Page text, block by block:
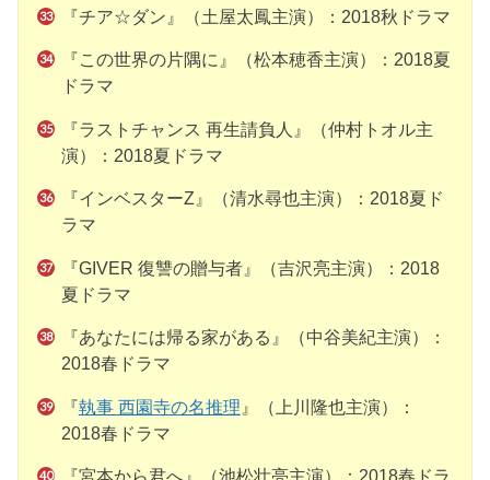
『チア☆ダン』（土屋太鳳主演）：2018秋ドラマ
『この世界の片隅に』（松本穂香主演）：2018夏
ドラマ
『ラストチャンス 再生請負人』（仲村トオル主
演）：2018夏ドラマ
『インベスターZ』（清水尋也主演）：2018夏ド
ラマ
『GIVER 復讐の贈与者』（吉沢亮主演）：2018
夏ドラマ
『あなたには帰る家がある』（中谷美紀主演）：
2018春ドラマ
『執事 西園寺の名推理 』（上川隆也主演）：
2018春ドラマ